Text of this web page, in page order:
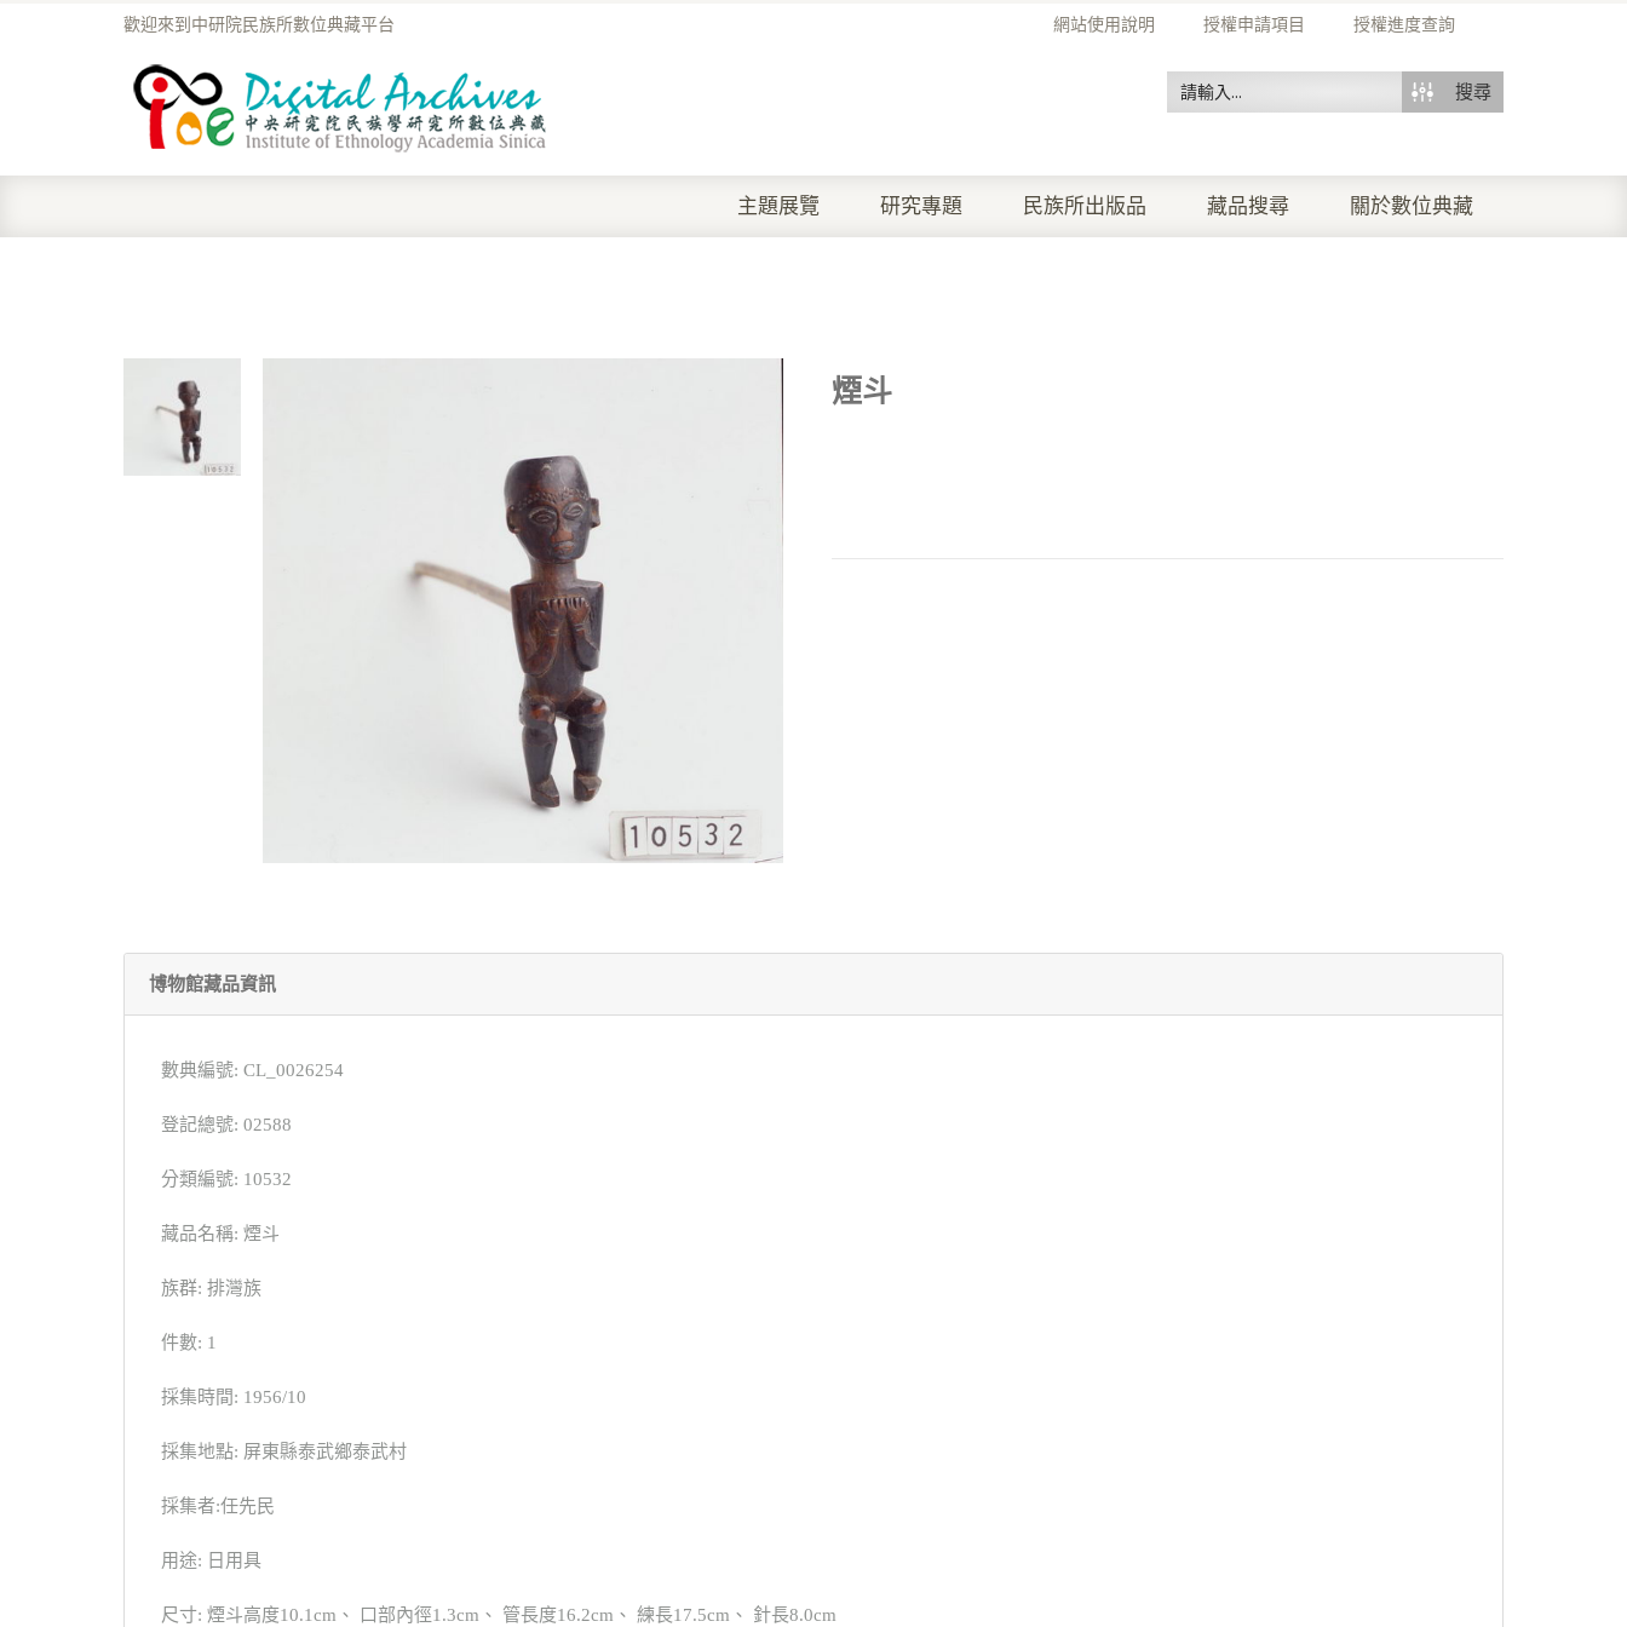
網站使用說明 授權申請項目 授權進度查詢
歡迎來到中研院民族所數位典藏平台
搜尋
主題展覽 研究專題 民族所出版品 藏品搜尋 關於數位典藏
煙斗
博物館藏品資訊
數典編號: CL_0026254
登記總號: 02588
分類編號: 10532
藏品名稱: 煙斗
族群: 排灣族
件數: 1
採集時間: 1956/10
採集地點: 屏東縣泰武鄉泰武村
採集者:任先民
用途: 日用具
尺寸: 煙斗高度10.1cm、 口部內徑1.3cm、 管長度16.2cm、 練長17.5cm、 針長8.0cm